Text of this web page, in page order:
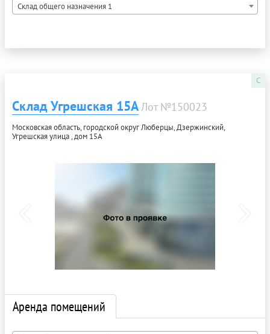
Склад общего назначения 1
C
Склад Угрешская 15А Лот №150023
Московская область, городской округ Люберцы, Дзержинский,
Угрешская улица , дом 15А
Аренда помещений